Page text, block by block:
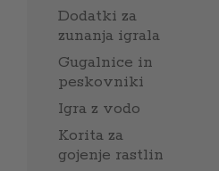
Dodatki za
zunanja igrala
Gugalnice in
peskovniki
Igra z vodo
Korita za
gojenje rastlin